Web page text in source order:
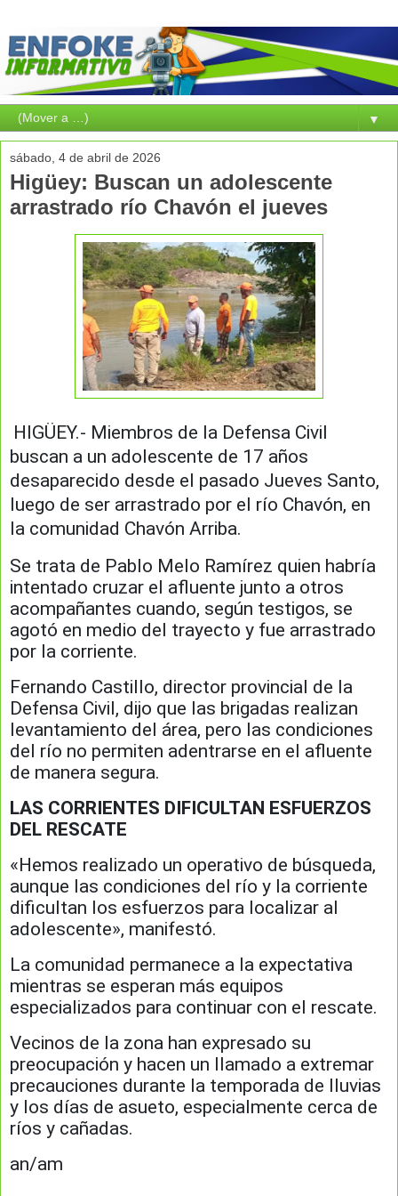
▼
sábado, 4 de abril de 2026
Higüey: Buscan un adolescente
arrastrado río Chavón el jueves
HIGÜEY.- Miembros de la Defensa Civil
buscan a un adolescente de 17 años
desaparecido desde el pasado Jueves Santo,
luego de ser arrastrado por el río Chavón, en
la comunidad Chavón Arriba.
Se trata de Pablo Melo Ramírez quien habría
intentado cruzar el afluente junto a otros
acompañantes cuando, según testigos, se
agotó en medio del trayecto y fue arrastrado
por la corriente.
Fernando Castillo, director provincial de la
Defensa Civil, dijo que las brigadas realizan
levantamiento del área, pero las condiciones
del río no permiten adentrarse en el afluente
de manera segura.
LAS CORRIENTES DIFICULTAN ESFUERZOS
DEL RESCATE
«Hemos realizado un operativo de búsqueda,
aunque las condiciones del río y la corriente
dificultan los esfuerzos para localizar al
adolescente», manifestó.
La comunidad permanece a la expectativa
mientras se esperan más equipos
especializados para continuar con el rescate.
Vecinos de la zona han expresado su
preocupación y hacen un llamado a extremar
precauciones durante la temporada de lluvias
y los días de asueto, especialmente cerca de
ríos y cañadas.
an/am